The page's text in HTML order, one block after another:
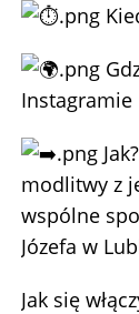
Instagramie
modlitwy z
wspólne
Józefa w
Jak się